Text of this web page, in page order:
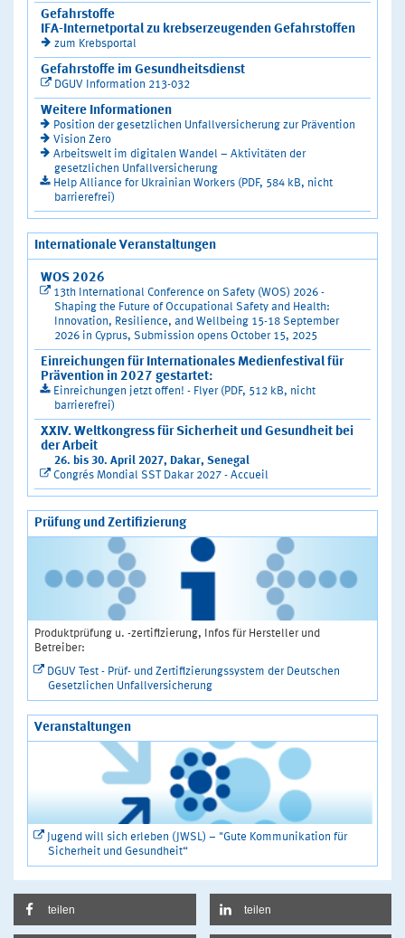
Gefahrstoffe
IFA-Internetportal zu krebserzeugenden Gefahrstoffen
zum Krebsportal
Gefahrstoffe im Gesundheitsdienst
DGUV Information 213-032
Weitere Informationen
Position der gesetzlichen Unfallversicherung zur Prävention
Vision Zero
Arbeitswelt im digitalen Wandel – Aktivitäten der
gesetzlichen Unfallversicherung
Help Alliance for Ukrainian Workers (PDF, 584 kB, nicht
barrierefrei)
Internationale Veranstaltungen
WOS 2026
13th International Conference on Safety (WOS) 2026 -
Shaping the Future of Occupational Safety and Health:
Innovation, Resilience, and Wellbeing 15-18 September
2026 in Cyprus, Submission opens October 15, 2025
Einreichungen für Internationales Medienfestival für
Prävention in 2027 gestartet:
Einreichungen jetzt offen! - Flyer (PDF, 512 kB, nicht
barrierefrei)
XXIV. Weltkongress für Sicherheit und Gesundheit bei
der Arbeit
26. bis 30. April 2027, Dakar, Senegal
Congrés Mondial SST Dakar 2027 - Accueil
Prüfung und Zertifizierung
Produktprüfung u. -zertifizierung, Infos für Hersteller und
Betreiber:
DGUV Test - Prüf- und Zertifizierungssystem der Deutschen
Gesetzlichen Unfallversicherung
Veranstaltungen
Jugend will sich erleben (JWSL) – "Gute Kommunikation für
Sicherheit und Gesundheit“
teilen teilen